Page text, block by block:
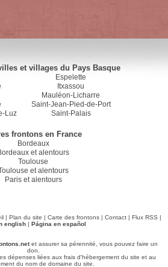
et villages du Pays Basque
Luz
Espelette
Itxassou
Mauléon-Licharre
Saint-Jean-Pied-de-Port
Saint-Palais
frontons en France
Bordeaux
et alentours
Toulouse
et alentours
Paris et alentours
| Plan du site | Carte des frontons| Contact| Flux RSS |
english | Página en español
et assurer sa pérennité, vous pouvez faire un
don.
dépenses liées aux frais d'hébergement du site et au
du nom de domaine du site.